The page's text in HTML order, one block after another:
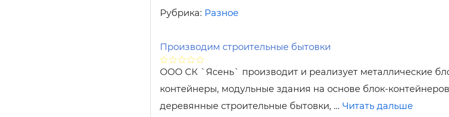
Рубрика: Разное
Производим строительные бытовки
ООО СК `Ясень` производит и реализует металлические
контейнеры, модульные здания на основе блок-
деревянные строительные бытовки, … Читать дальше